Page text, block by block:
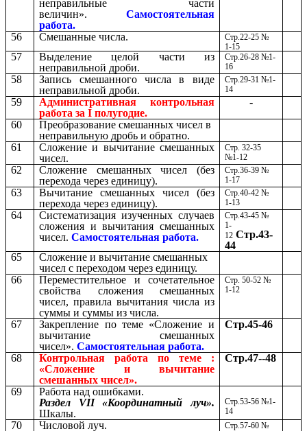
неправильные части
величин».
Самостоятельная
работа.
56 Смешанные числа.
Стр.22-25 №
1-15
57
Выделение целой части из
неправильной дроби.
Стр.26-28 №1-
16
58
Запись смешанного числа в виде
неправильной дроби.
Стр.29-31 №1-
14
59
Административная контрольная
работа за I полугодие.
-
60
Преобразование смешанных чисел в
неправильную дробь и обратно.
61
Сложение и вычитание смешанных
чисел.
Стр. 32-35
№1-12
62
Сложение смешанных чисел (без
перехода через единицу).
Стр.36-39 №
1-17
63
Вычитание смешанных чисел (без
перехода через единицу).
Стр.40-42 №
1-13
64
Систематизация изученных случаев
сложения и вычитания смешанных
чисел.Самостоятельная работа.
Стр.43-45 №
1-
12 Стр.43-
44
65
Сложение и вычитание смешанных
чисел с переходом через единицу.
66
Переместительное и сочетательное
свойства сложения смешанных
чисел, правила вычитания числа из
суммы и суммы из числа.
Стр. 50-52 №
1-12
67
Закрепление по теме «Сложение и
вычитание смешанных
чисел». Самостоятельная работа.
Стр.45-46
68
Контрольная работа по теме :
«Сложение и вычитание
смешанных чисел».
Стр.47--48
69
Работа над ошибками.
Раздел VII «Координатный луч».
Шкалы.
Стр.53-56 №1-
14
70 Числовой луч.
Стр.57-60 №